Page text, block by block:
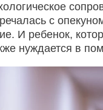
с
И ребенок,
нуждается в